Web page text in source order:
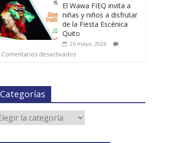
El Wawa FIEQ invita a
niñas y niños a disfrutar
de la Fiesta Escénica
Quito
26 mayo, 2026
Comentarios desactivados
Categorías